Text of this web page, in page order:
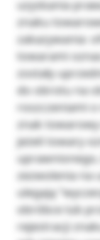
uzyskania
znaku
zakazywania:
towarami
zostały
do obrotu na
roszczeniami
znak
jeżeli towary
zezwolenia na
ulegają
obróbce lub
rejestracji